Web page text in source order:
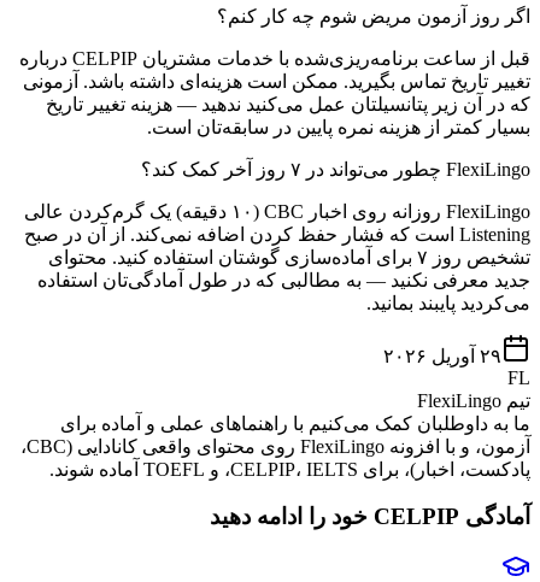
اگر روز آزمون مریض شوم چه کار کنم؟
قبل از ساعت برنامه‌ریزی‌شده با خدمات مشتریان CELPIP درباره
تغییر تاریخ تماس بگیرید. ممکن است هزینه‌ای داشته باشد. آزمونی
که در آن زیر پتانسیلتان عمل می‌کنید ندهید — هزینه تغییر تاریخ
بسیار کمتر از هزینه نمره پایین در سابقه‌تان است.
FlexiLingo چطور می‌تواند در ۷ روز آخر کمک کند؟
FlexiLingo روزانه روی اخبار CBC (۱۰ دقیقه) یک گرم‌کردن عالی
Listening است که فشار حفظ کردن اضافه نمی‌کند. از آن در صبح
تشخیص روز ۷ برای آماده‌سازی گوشتان استفاده کنید. محتوای
جدید معرفی نکنید — به مطالبی که در طول آمادگی‌تان استفاده
می‌کردید پایبند بمانید.
۲۹ آوریل ۲۰۲۶
FL
تیم FlexiLingo
ما به داوطلبان کمک می‌کنیم با راهنماهای عملی و آماده برای
آزمون، و با افزونه FlexiLingo روی محتوای واقعی کانادایی (CBC،
پادکست، اخبار)، برای CELPIP، IELTS، و TOEFL آماده شوند.
آمادگی CELPIP خود را ادامه دهید